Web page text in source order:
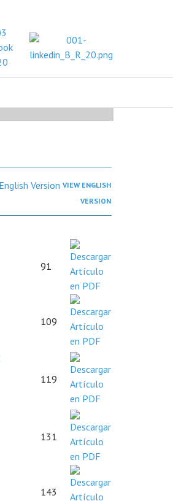
VIEW ENGLISH
VERSION
91
109
119
131
143